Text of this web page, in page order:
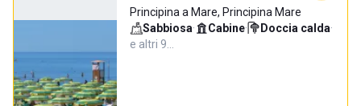
Principina a Mare, Principina Mare
Sabbiosa· Cabine· Doccia calda·
e altri 9…